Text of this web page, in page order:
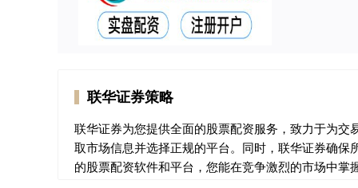
联华证券策略
联华证券为您提供全面的股票配资服务，致力于为
取市场信息并选择正规的平台。同时，联华证券确
的股票配资软件和平台，您能在竞争激烈的市场中掌